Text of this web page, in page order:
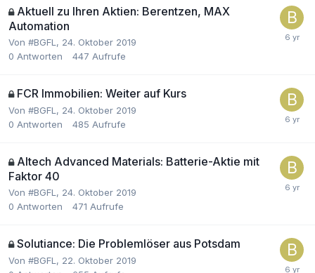
Aktuell zu Ihren Aktien: Berentzen, MAX
Automation
Von #BGFL , 24. Oktober 2019
0 Antworten 447 Aufrufe
FCR Immobilien: Weiter auf Kurs
Von #BGFL , 24. Oktober 2019
0 Antworten 485 Aufrufe
Altech Advanced Materials: Batterie-Aktie mit
Faktor 40
Von #BGFL , 24. Oktober 2019
0 Antworten 471 Aufrufe
Solutiance: Die Problemlöser aus Potsdam
Von #BGFL , 22. Oktober 2019